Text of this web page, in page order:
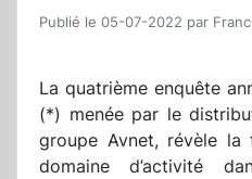
Publié le 05-07-2022 par
La quatrième enquête
(*) menée par le
groupe Avnet, révèle
domaine d’activité